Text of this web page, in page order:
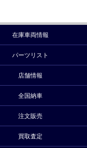
在庫車両情報
パーツリスト
店舗情報
全国納車
注文販売
買取査定